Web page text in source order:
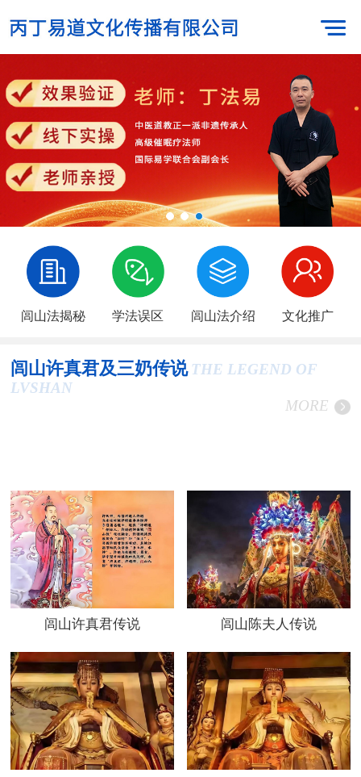
闾山法揭秘 学法误区 闾山法介绍 文化推广
闾山许真君及三奶传说 THE LEGEND OF
LVSHAN
MORE
闾山许真君传说 闾山陈夫人传说